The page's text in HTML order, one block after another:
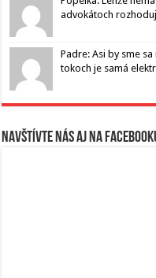
advokátoch
Padre: Asi by sme
tokoch je samá
Navštívte nás aj na